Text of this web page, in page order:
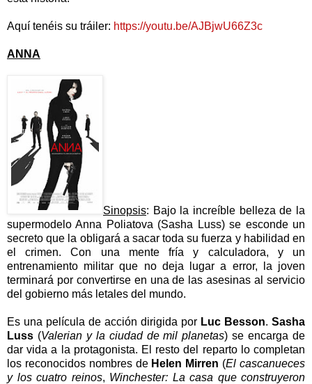
Aquí tenéis su tráiler: https://youtu.be/AJBjwU66Z3c
ANNA
Sinopsis: Bajo la increíble belleza de la
supermodelo Anna Poliatova (Sasha Luss) se esconde un
secreto que la obligará a sacar toda su fuerza y habilidad en
el crimen. Con una mente fría y calculadora, y un
entrenamiento militar que no deja lugar a error, la joven
terminará por convertirse en una de las asesinas al servicio
del gobierno más letales del mundo.
Es una película de acción dirigida por Luc Besson. Sasha
Luss (Valerian y la ciudad de mil planetas) se encarga de
dar vida a la protagonista. El resto del reparto lo completan
los reconocidos nombres de Helen Mirren (El cascanueces
y los cuatro reinos, Winchester: La casa que construyeron